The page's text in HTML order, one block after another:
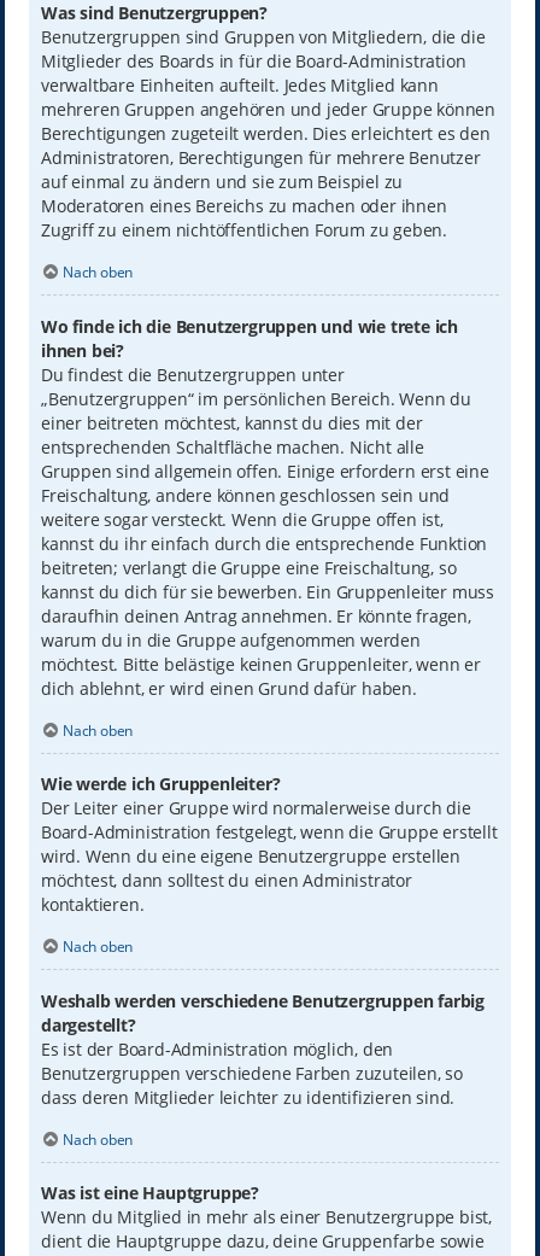
Was sind Benutzergruppen?
Benutzergruppen sind Gruppen von Mitgliedern, die die
Mitglieder des Boards in für die Board-Administration
verwaltbare Einheiten aufteilt. Jedes Mitglied kann
mehreren Gruppen angehören und jeder Gruppe können
Berechtigungen zugeteilt werden. Dies erleichtert es den
Administratoren, Berechtigungen für mehrere Benutzer
auf einmal zu ändern und sie zum Beispiel zu
Moderatoren eines Bereichs zu machen oder ihnen
Zugriff zu einem nichtöffentlichen Forum zu geben.
Nach oben
Wo finde ich die Benutzergruppen und wie trete ich
ihnen bei?
Du findest die Benutzergruppen unter
„Benutzergruppen“ im persönlichen Bereich. Wenn du
einer beitreten möchtest, kannst du dies mit der
entsprechenden Schaltfläche machen. Nicht alle
Gruppen sind allgemein offen. Einige erfordern erst eine
Freischaltung, andere können geschlossen sein und
weitere sogar versteckt. Wenn die Gruppe offen ist,
kannst du ihr einfach durch die entsprechende Funktion
beitreten; verlangt die Gruppe eine Freischaltung, so
kannst du dich für sie bewerben. Ein Gruppenleiter muss
daraufhin deinen Antrag annehmen. Er könnte fragen,
warum du in die Gruppe aufgenommen werden
möchtest. Bitte belästige keinen Gruppenleiter, wenn er
dich ablehnt, er wird einen Grund dafür haben.
Nach oben
Wie werde ich Gruppenleiter?
Der Leiter einer Gruppe wird normalerweise durch die
Board-Administration festgelegt, wenn die Gruppe erstellt
wird. Wenn du eine eigene Benutzergruppe erstellen
möchtest, dann solltest du einen Administrator
kontaktieren.
Nach oben
Weshalb werden verschiedene Benutzergruppen farbig
dargestellt?
Es ist der Board-Administration möglich, den
Benutzergruppen verschiedene Farben zuzuteilen, so
dass deren Mitglieder leichter zu identifizieren sind.
Nach oben
Was ist eine Hauptgruppe?
Wenn du Mitglied in mehr als einer Benutzergruppe bist,
dient die Hauptgruppe dazu, deine Gruppenfarbe sowie